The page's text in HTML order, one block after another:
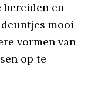
en
mooi
vormen van
op te